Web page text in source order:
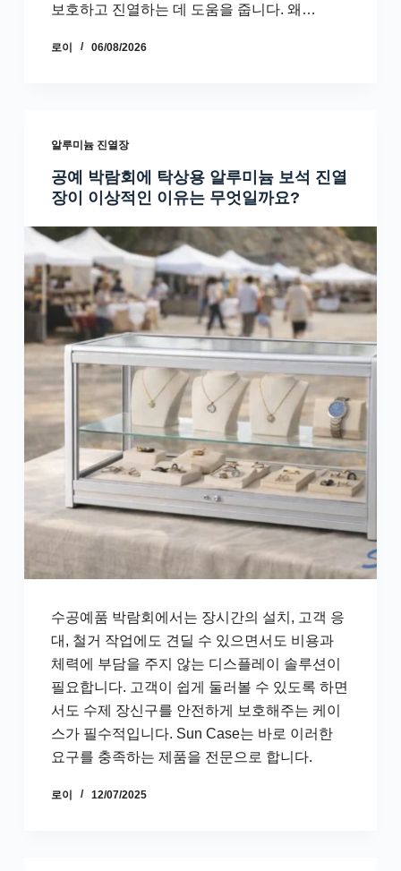
보호하고 진열하는 데 도움을 줍니다. 왜…
로이 06/08/2026
알루미늄 진열장
공예 박람회에 탁상용 알루미늄 보석 진열
장이 이상적인 이유는 무엇일까요?
수공예품 박람회에서는 장시간의 설치, 고객 응
대, 철거 작업에도 견딜 수 있으면서도 비용과
체력에 부담을 주지 않는 디스플레이 솔루션이
필요합니다. 고객이 쉽게 둘러볼 수 있도록 하면
서도 수제 장신구를 안전하게 보호해주는 케이
스가 필수적입니다. Sun Case는 바로 이러한
요구를 충족하는 제품을 전문으로 합니다.
로이 12/07/2025